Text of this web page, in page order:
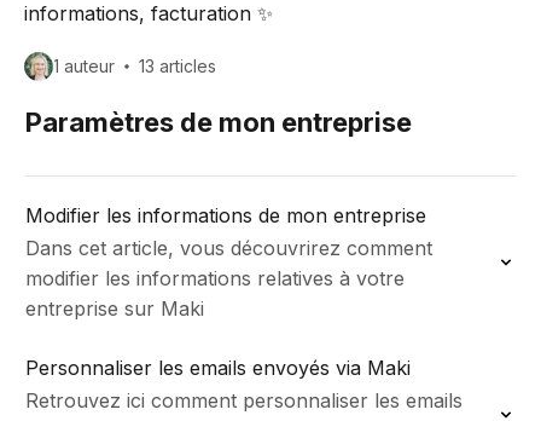
informations, facturation ✨
1 auteur 13 articles
Paramètres de mon entreprise
Modifier les informations de mon entreprise
Dans cet article, vous découvrirez comment
modifier les informations relatives à votre
entreprise sur Maki
Personnaliser les emails envoyés via Maki
Retrouvez ici comment personnaliser les emails